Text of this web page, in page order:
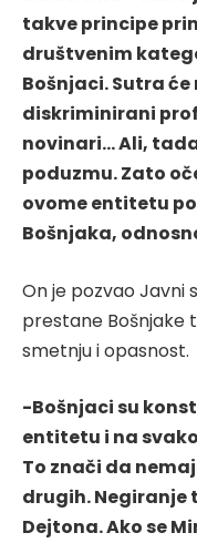
takve principe
društvenim
Bošnjaci. Sutra
diskriminirani
novinari… Ali,
poduzmu. Zato
ovome entitetu
Bošnjaka,
On je pozvao Javni
prestane
smetnju i opasnost.
-Bošnjaci su
entitetu i na
To znači da
drugih. Negiranje
Dejtona. Ako se